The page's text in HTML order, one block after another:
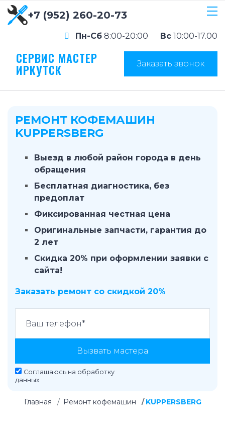
+7 (952) 260-20-73
Пн-Сб 8:00-20:00 Вс 10:00-17.00
СЕРВИС МАСТЕР
ИРКУТСК Заказать звонок
РЕМОНТ КОФЕМАШИН
KUPPERSBERG
Выезд в любой район города в день
обращения
Бесплатная диагностика, без
предоплат
Фиксированная честная цена
Оригинальные запчасти, гарантия до
2 лет
Скидка 20% при оформлении заявки с
сайта!
Заказать ремонт со скидкой 20%
Вызвать мастера
Соглашаюсь на обработку
данных
Главная Ремонт кофемашин KUPPERSBERG